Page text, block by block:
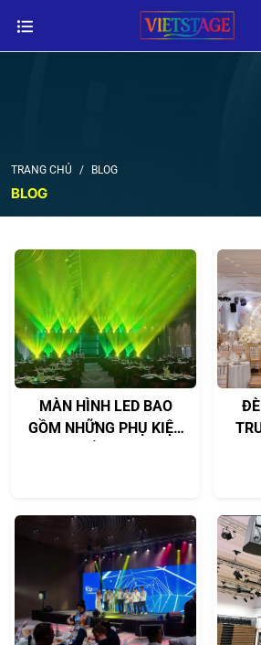
TRANG CHỦ BLOG
BLOG
MÀN HÌNH LED BAO
GỒM NHỮNG PHỤ KIỆN